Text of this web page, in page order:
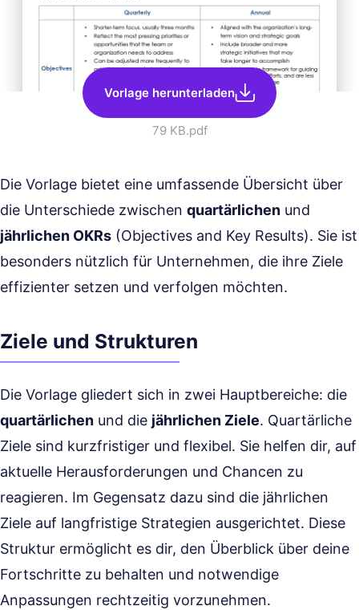
Vorlage herunterladen
79 KB.pdf
Die Vorlage bietet eine umfassende Übersicht über
die Unterschiede zwischen quartärlichen und
jährlichen OKRs (Objectives and Key Results). Sie ist
besonders nützlich für Unternehmen, die ihre Ziele
effizienter setzen und verfolgen möchten.
Ziele und Strukturen
Die Vorlage gliedert sich in zwei Hauptbereiche: die
quartärlichen und die jährlichen Ziele. Quartärliche
Ziele sind kurzfristiger und flexibel. Sie helfen dir, auf
aktuelle Herausforderungen und Chancen zu
reagieren. Im Gegensatz dazu sind die jährlichen
Ziele auf langfristige Strategien ausgerichtet. Diese
Struktur ermöglicht es dir, den Überblick über deine
Fortschritte zu behalten und notwendige
Anpassungen rechtzeitig vorzunehmen.